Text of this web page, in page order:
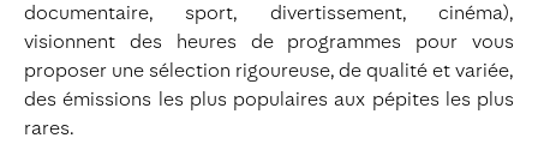
documentaire, sport, divertissement, cinéma),
visionnent des heures de programmes pour vous
proposer une sélection rigoureuse, de qualité et variée,
des émissions les plus populaires aux pépites les plus
rares.